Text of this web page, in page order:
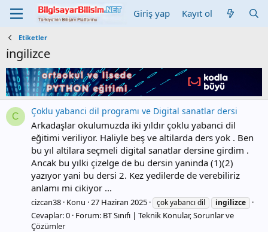
Giriş yap Kayıt ol
Etiketler
i̇ngilizce
C Çoklu yabanci dil programı ve Digital sanatlar dersi
Arkadaşlar okulumuzda iki yıldır çoklu yabanci dil
eğitimi veriliyor. Haliyle beş ve altilarda ders yok . Ben
bu yıl altilara seçmeli digital sanatlar dersine girdim .
Ancak bu yılki çizelge de bu dersin yaninda (1)(2)
yazıyor yani bu dersi 2. Kez yedilerde de verebiliriz
anlamı mi cikiyor ...
cizcan38 Konu 27 Haziran 2025 çok yabancı dil i̇ngilizce
Cevaplar: 0 Forum: BT Sınıfı | Teknik Konular, Sorunlar ve
Çözümler